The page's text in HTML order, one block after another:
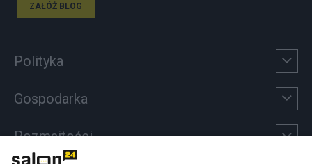
ZAŁÓŻ BLOG
Polityka
Gospodarka
Rozmaitości